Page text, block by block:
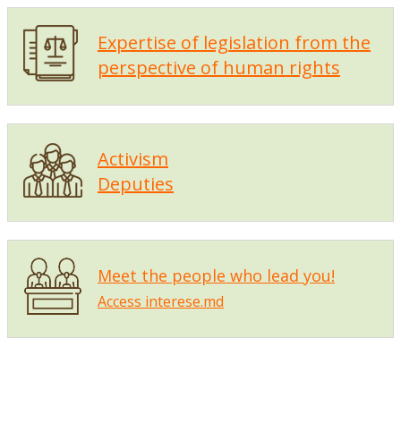
Expertise of legislation from the
perspective of human rights
Activism
Deputies
Meet the people who lead you!
Access interese.md